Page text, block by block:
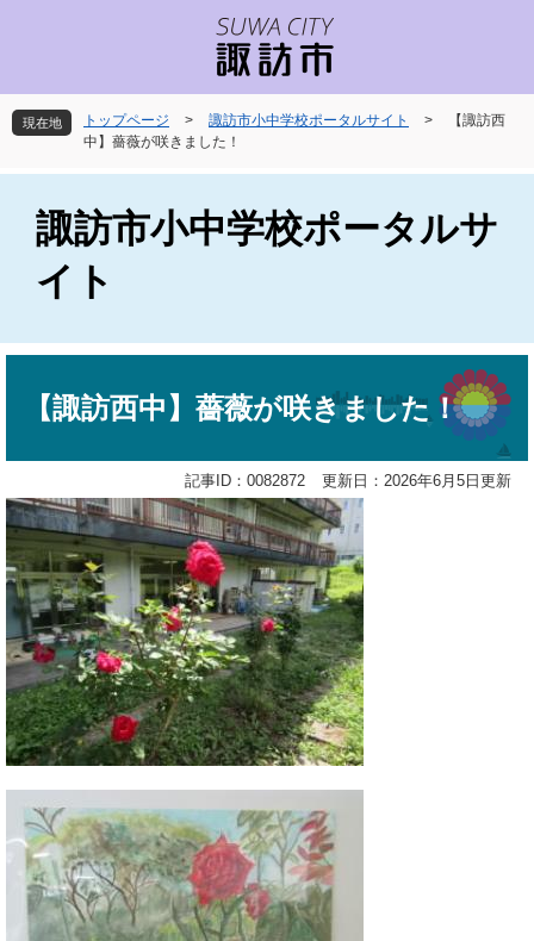
先
頭
を
飛
現在地 トップページ > 諏訪市小中学校ポータルサイト >
【諏訪西
中】薔薇が咲きました！
諏訪市小中学校ポータルサ
イト
【諏訪西中】薔薇が咲きました！
記事ID：0082872 更新日：2026年6月5日更新